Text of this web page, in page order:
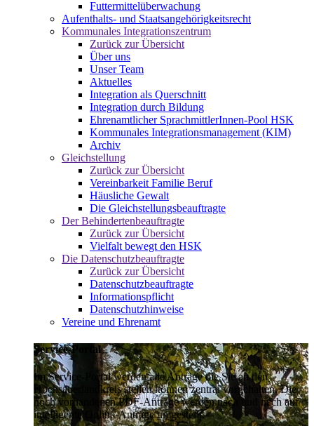
Futtermittelüberwachung
Aufenthalts- und Staatsangehörigkeitsrecht
Kommunales Integrationszentrum
Zurück zur Übersicht
Über uns
Unser Team
Aktuelles
Integration als Querschnitt
Integration durch Bildung
Ehrenamtlicher SprachmittlerInnen-Pool HSK
Kommunales Integrationsmanagement (KIM)
Archiv
Gleichstellung
Zurück zur Übersicht
Vereinbarkeit Familie Beruf
Häusliche Gewalt
Die Gleichstellungsbeauftragte
Der Behindertenbeauftragte
Zurück zur Übersicht
Vielfalt bewegt den HSK
Die Datenschutzbeauftragte
Zurück zur Übersicht
Datenschutzbeauftragte
Informationspflicht
Datenschutzhinweise
Vereine und Ehrenamt
Service-Portal
Im Service-Portal werden alle Anträge die Sie an den
Hochsauerlandkreis stellen können zentral vorgehalten. Die
noch vorhandenen PDF-Anträge werden nach und nach auf
intelligente Online-Anträge umgestellt.